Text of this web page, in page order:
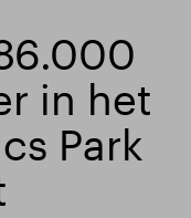
in het
Park